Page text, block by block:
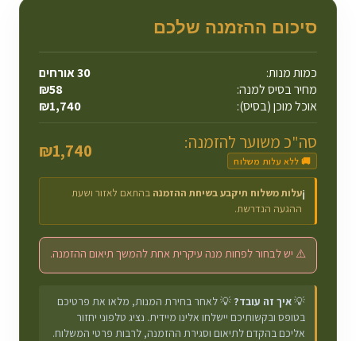
סיכום ההזמנה שלכם
כמות מנות: 30אורחים
מחיר בסיס למנה:
₪58
אוכל מוכן (בסיס):
₪1,740
סה"כ משוער להזמנה:
🚚 ללא עלות משלוח ₪1,740
ℹ️עלות משלוח תיקבע בשיחת ההזמנה בהתאם לאזור ושעת
ההגעה הנדרשת.
⚠️ יש לבחור לפחות מנה עיקרית אחת להמשך תיאום ההזמנה.
💡איך זה עובד? 💡 לאחר בחירת המנות, מלאו את פרטיכם
בטופס ובקשותיכם יישלחו אלינו מיידית. נציג טלפוני יחזור
אליכם בהקדם לתיאום וסגירת ההזמנה, לרבות פרטי המשלוח.